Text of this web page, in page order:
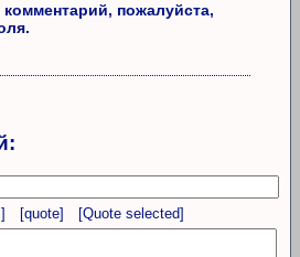
пожалуйста,
[quote] [Quote selected]